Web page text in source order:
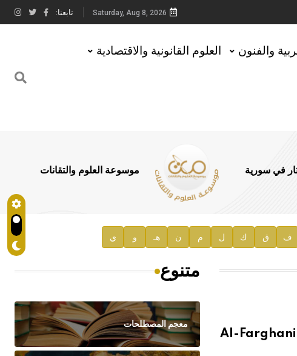
Saturday, Aug 8, 2026 تابعنا:
والفنون العلوم القانونية والاقتصادية
في سورية موسوعة العلوم والتقانات
ف ق ك ل م ن هـ و ي
Al-
متنوع
معجم المصطلحات